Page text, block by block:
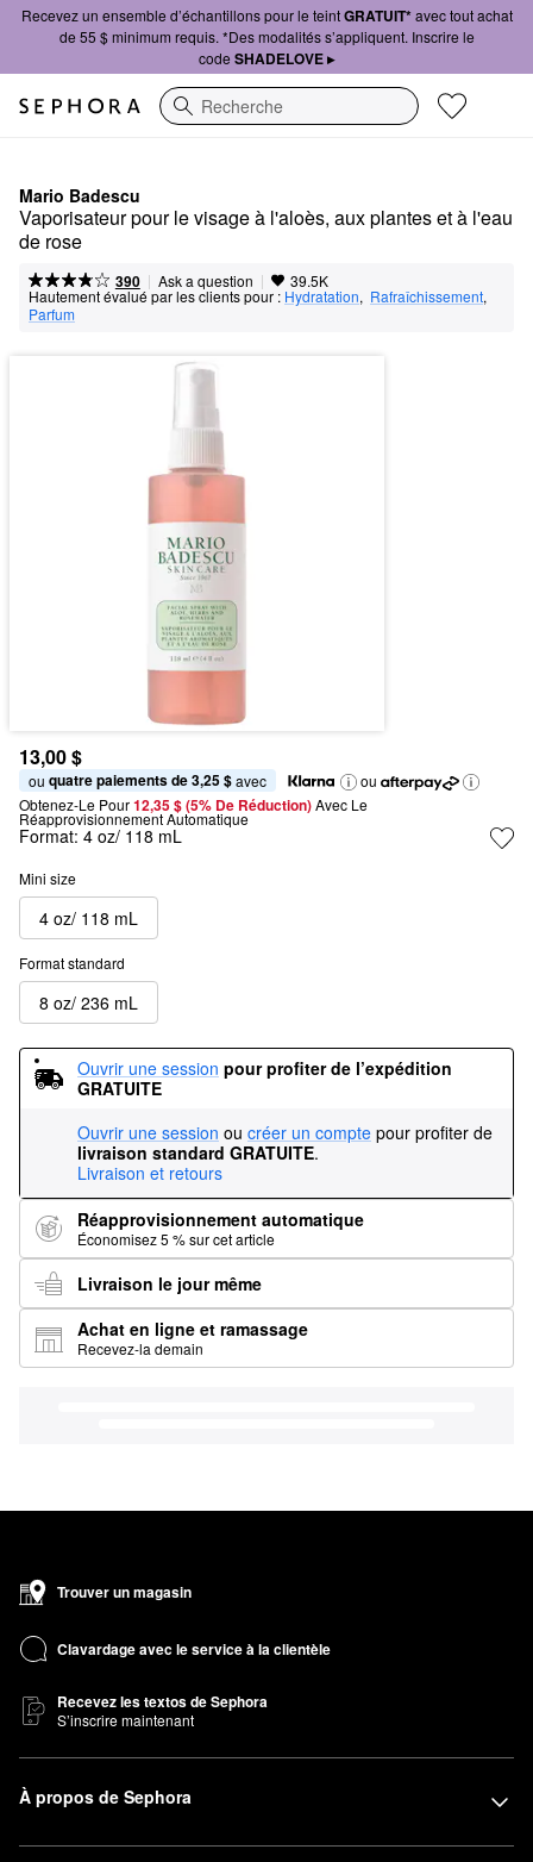
Recevez un ensemble d’échantillons pour le teintGRATUIT*avec tout achat
de 55 $ minimum requis. *Des modalités s’appliquent. Inscrire le
code SHADELOVE ▸
Recherche
Mario Badescu
Vaporisateur pour le visage à l'aloès, aux plantes et à l'eau
de rose
390 | Ask a question | 39.5K
Hautement évalué par les clients pour : Hydratation, Rafraîchissement,
Parfum
13,00 $
ou quatre paiements de 3,25 $ avec
ou
Obtenez-Le Pour12,35 $ (5% De Réduction) Avec Le
Réapprovisionnement Automatique
Format: 4 oz/ 118 mL
Mini size
4 oz/ 118 mL
Format standard
8 oz/ 236 mL
Ouvrir une session pour profiter de l’expédition
GRATUITE
Ouvrir une session ou créer un compte pour profiter de
livraison standard GRATUITE.
Livraison et retours
Réapprovisionnement automatique
Économisez 5 % sur cet article
Livraison le jour même
Achat en ligne et ramassage
Recevez-la demain
Trouver un magasin
Clavardage avec le service à la clientèle
Recevez les textos de Sephora
S’inscrire maintenant
À propos de Sephora